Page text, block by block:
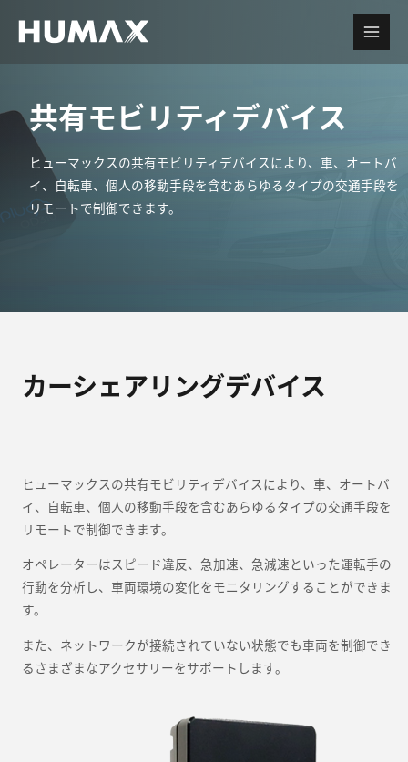
共有モビリティデバイス
ヒューマックスの共有モビリティデバイスにより、車、オートバ
イ、自転車、個人の移動手段を含むあらゆるタイプの交通手段を
リモートで制御できます。
カーシェアリングデバイス
ヒューマックスの共有モビリティデバイスにより、車、オートバ
イ、自転車、個人の移動手段を含むあらゆるタイプの交通手段を
リモートで制御できます。
オペレーターはスピード違反、急加速、急減速といった運転手の
行動を分析し、車両環境の変化をモニタリングすることができま
す。
また、ネットワークが接続されていない状態でも車両を制御でき
るさまざまなアクセサリーをサポートします。